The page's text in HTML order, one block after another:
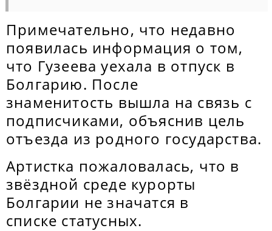
Примечательно, что недавно
появилась информация о том,
что Гузеева уехала в отпуск в
Болгарию. После
знаменитость вышла на связь с
подписчиками, объяснив цель
отъезда из родного государства.
Артистка пожаловалась, что в
звёздной среде курорты
Болгарии не значатся в
списке статусных.